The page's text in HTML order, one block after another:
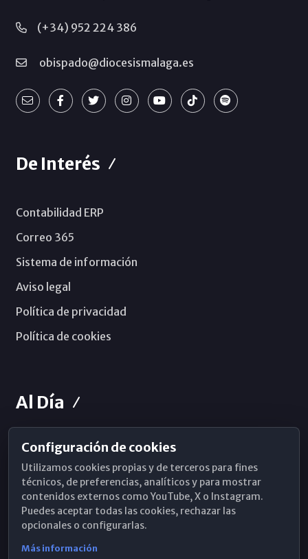
(+34) 952 224 386
obispado@diocesismalaga.es
De Interés
Contabilidad ERP
Correo 365
Sistema de información
Aviso legal
Política de privacidad
Política de cookies
Al Día
Horarios de Misa
Hemeroteca
WhatsApp
Configuración de cookies
Utilizamos cookies propias y de terceros para fines
técnicos, de preferencias, analíticos y para mostrar
contenidos externos como YouTube, X o Instagram.
Puedes aceptar todas las cookies, rechazar las
opcionales o configurarlas.
Más información